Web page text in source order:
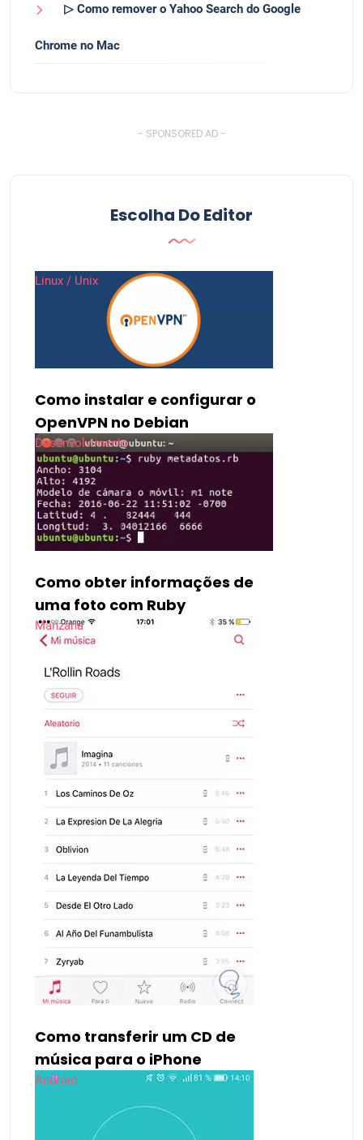
▷ Como remover o Yahoo Search do Google
Chrome no Mac
- SPONSORED AD -
Escolha Do Editor
Linux / Unix
Como instalar e configurar o
OpenVPN no Debian
Desenvolvimento
Como obter informações de
uma foto com Ruby
Manzana
Como transferir um CD de
música para o iPhone
Android